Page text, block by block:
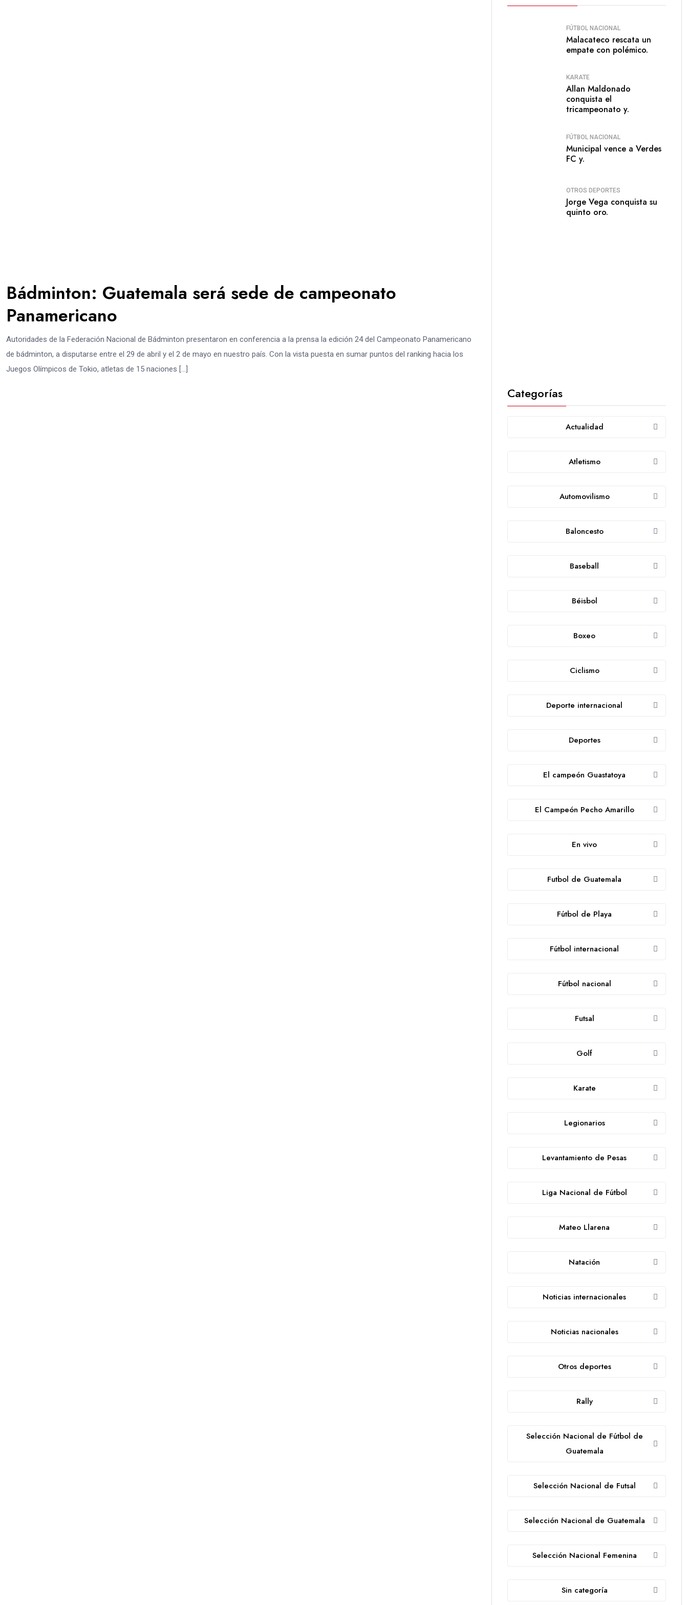
Bádminton: Guatemala será sede de campeonato
Panamericano
Autoridades de la Federación Nacional de Bádminton presentaron en conferencia a la prensa la edición 24 del Campeonato Panamericano
de bádminton, a disputarse entre el 29 de abril y el 2 de mayo en nuestro país. Con la vista puesta en sumar puntos del ranking hacia los
Juegos Olímpicos de Tokio, atletas de 15 naciones […]
FÚTBOL NACIONAL
Malacateco rescata un
empate con polémico.
KARATE
Allan Maldonado
conquista el
tricampeonato y.
FÚTBOL NACIONAL
Municipal vence a Verdes
FC y.
OTROS DEPORTES
Jorge Vega conquista su
quinto oro.
Categorías
Actualidad
Atletismo
Automovilismo
Baloncesto
Baseball
Béisbol
Boxeo
Ciclismo
Deporte internacional
Deportes
El campeón Guastatoya
El Campeón Pecho Amarillo
En vivo
Futbol de Guatemala
Fútbol de Playa
Fútbol internacional
Fútbol nacional
Futsal
Golf
Karate
Legionarios
Levantamiento de Pesas
Liga Nacional de Fútbol
Mateo Llarena
Natación
Noticias internacionales
Noticias nacionales
Otros deportes
Rally
Selección Nacional de Fútbol de
Guatemala
Selección Nacional de Futsal
Selección Nacional de Guatemala
Selección Nacional Femenina
Sin categoría